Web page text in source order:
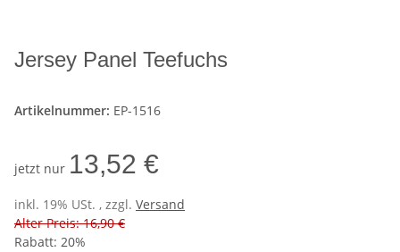
Jersey Panel Teefuchs
Artikelnummer: EP-1516
jetzt nur 13,52 €
inkl. 19% USt. , zzgl. Versand
Alter Preis: 16,90 €
Rabatt: 20%